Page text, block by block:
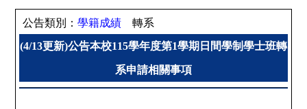
公告類別：學籍成績 轉系
(4/13更新)公告本校115學年度第1學期日間學制學士班轉
系申請相關事項